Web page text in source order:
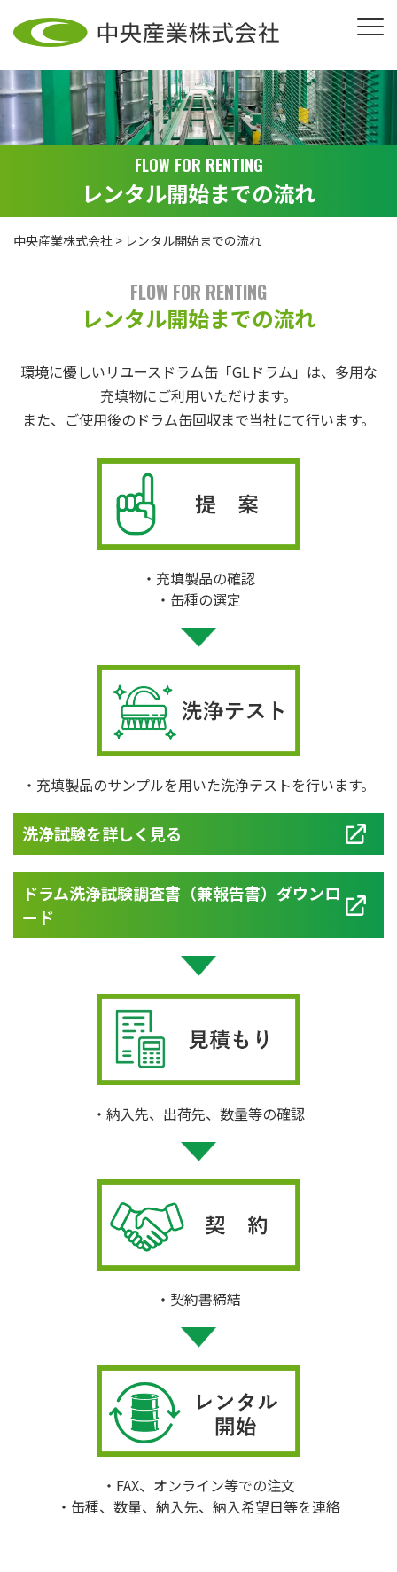
FLOW FOR RENTING
レンタル開始までの流れ
中央産業株式会社 > レンタル開始までの流れ
FLOW FOR RENTING
レンタル開始までの流れ
環境に優しいリユースドラム缶「GLドラム」は、多用な
充填物にご利用いただけます。
また、ご使用後のドラム缶回収まで当社にて行います。
充填製品の確認
缶種の選定
充填製品のサンプルを用いた洗浄テストを行います。
洗浄試験を詳しく見る
ドラム洗浄試験調査書（兼報告書）ダウンロ
ード
納入先、出荷先、数量等の確認
契約書締結
FAX、オンライン等での注文
缶種、数量、納入先、納入希望日等を連絡